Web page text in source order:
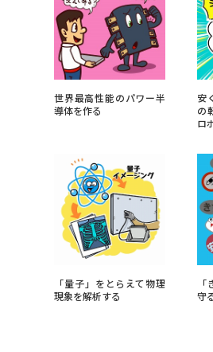
このサイトについて
内容・発送状況の確認 テレメール
お支
お問合せ先 テレメール進学カタログ訂
世界最高性能のパワー半
導体を作る
安
の
ロ
「量子」をとらえて物理
現象を解析する
守